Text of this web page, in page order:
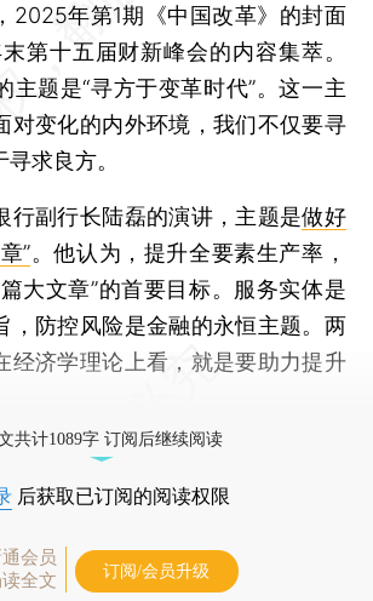
年第1期《中国改革》的封面
第十五届财新峰会的内容集萃。
主题是“寻方于变革时代”。这一主
对变化的内外环境，我们不仅要寻
求良方。
副行长陆磊的演讲，主题是做好
”。他认为，提升全要素生产率，
大文章”的首要目标。服务实体是
，防控风险是金融的永恒主题。两
经济学理论上看，就是要助力提升
共计1089字 订阅后继续阅读
后获取已订阅的阅读权限
会员
全文
订阅/会员升级